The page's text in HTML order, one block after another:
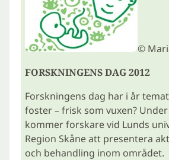
©
FORSKNINGENS DAG 2012
Forskningens dag har i år
foster – frisk som vuxen?
kommer forskare vid Lunds
Region Skåne att presentera
och behandling inom området.